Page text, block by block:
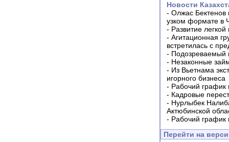
Новости
- Олжас Бектенов
узком формате в
- Развитие
- Агитационная
встретилась с
- Подозреваемый
- Незаконные
- Из Вьетнама
игорного бизнеса
- Рабочий график
- Кадровые
- Нурлыбек
Актюбинской
- Рабочий график
Перейти на